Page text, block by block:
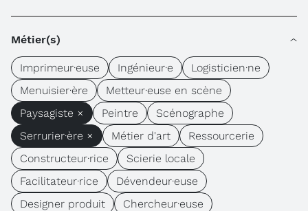
Métier(s)
Imprimeur·euse Ingénieur·e
Logisticien·ne
Menuisier·ère
Metteur·euse en scène
Paysagiste ×
Peintre
Scénographe
Serrurier·ère ×
Métier d'art
Ressourcerie
Constructeur·rice
Scierie locale
Facilitateur·rice
Dévendeur·euse
Designer produit
Chercheur·euse